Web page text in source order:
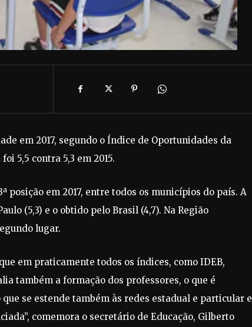
em 2017, segundo o Índice de Oportunidades da
5,5 contra 5,3 em 2015.
posição em 2017, entre todos os municípios do país. A
(5,3) e o obtido pelo Brasil (4,7). Na Região
lugar.
em praticamente todos os índices, como IDEB,
também a formação dos professores, o que é
se estende também às redes estadual e particular e
comemora o secretário de Educação, Gilberto